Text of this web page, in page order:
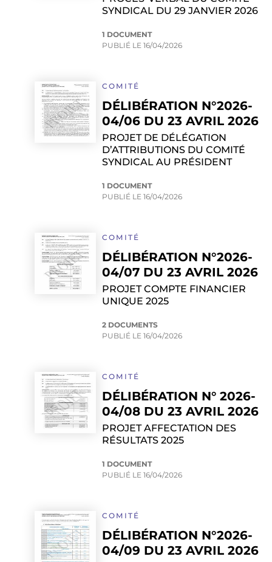
SYNDICAL DU 29 JANVIER 2026
1 DOCUMENT
PUBLIÉ LE16/04/2026
COMITÉ
DÉLIBÉRATION N°2026-
04/06 DU 23 AVRIL 2026
PROJET DE DÉLÉGATION
D’ATTRIBUTIONS DU COMITÉ
SYNDICAL AU PRÉSIDENT
1 DOCUMENT
PUBLIÉ LE16/04/2026
COMITÉ
DÉLIBÉRATION N°2026-
04/07 DU 23 AVRIL 2026
PROJET COMPTE FINANCIER
UNIQUE 2025
2 DOCUMENTS
PUBLIÉ LE16/04/2026
COMITÉ
DÉLIBÉRATION N° 2026-
04/08 DU 23 AVRIL 2026
PROJET AFFECTATION DES
RÉSULTATS 2025
1 DOCUMENT
PUBLIÉ LE16/04/2026
COMITÉ
DÉLIBÉRATION N°2026-
04/09 DU 23 AVRIL 2026